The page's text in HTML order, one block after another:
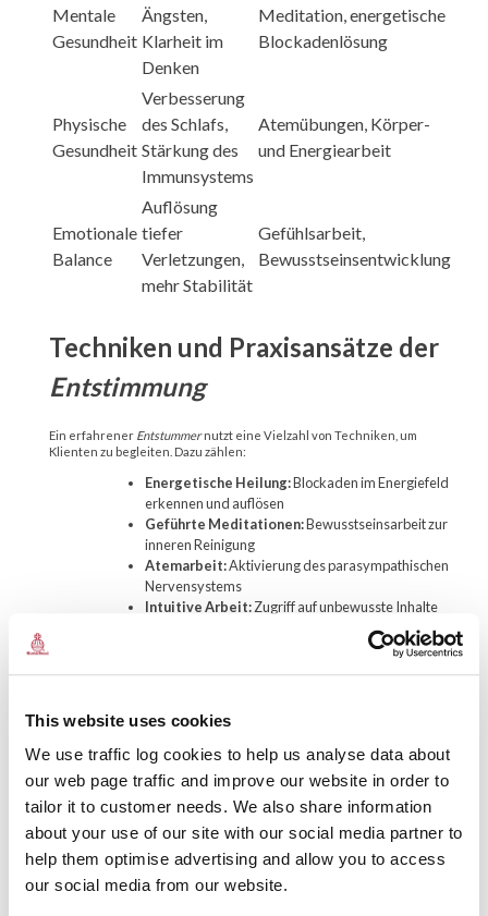
This website uses cookies
We use traffic log cookies to help us analyse data about
our web page traffic and improve our website in order to
tailor it to customer needs. We also share information
about your use of our site with our social media partner to
help them optimise advertising and allow you to access
our social media from our website.
Mentale
Gesundheit
Ängsten,
Klarheit im
Denken
Meditation, energetische
Blockadenlösung
Physische
Gesundheit
Verbesserung
des Schlafs,
Stärkung des
Immunsystems
Atemübungen, Körper-
und Energiearbeit
Emotionale
Balance
Auflösung
tiefer
Verletzungen,
mehr Stabilität
Gefühlsarbeit,
Bewusstseinsentwicklung
Techniken und Praxisansätze der
Entstimmung
Ein erfahrener Entstummernutzt eine Vielzahl von Techniken, um
Klienten zu begleiten. Dazu zählen:
Energetische Heilung:Blockaden im Energiefeld
erkennen und auflösen
Geführte Meditationen:Bewusstseinsarbeit zur
inneren Reinigung
Atemarbeit:Aktivierung des parasympathischen
Nervensystems
Intuitive Arbeit:Zugriff auf unbewusste Inhalte
Besonders die Kombination dieser Methoden ermöglicht nachhaltige
zu gehen.
Wissenschaftliche Evidenz, die
die Wirksamkeit untermauert
Obwohl die Praxis der Entstimmungin erster Linie auf
Erfahrungswissen beruht, wächst die wissenschaftliche
Begleitforschung. Studien zur energetischen Medizin sowie klinische